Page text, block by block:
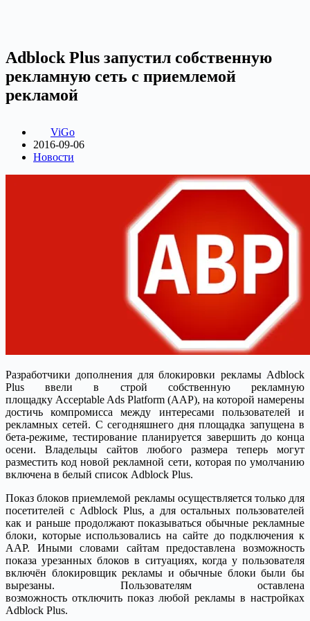
Adblock Plus запустил собственную
рекламную сеть с приемлемой
рекламой
ViGo
2016-09-06
Новости
Разработчики дополнения для блокировки рекламы Adblock
Plus ввели в строй собственную рекламную
площадку Acceptable Ads Platform (AAP), на которой намерены
достичь компромисса между интересами пользователей и
рекламных сетей. С сегодняшнего дня площадка запущена в
бета-режиме, тестирование планируется завершить до конца
осени. Владельцы сайтов любого размера теперь могут
разместить код новой рекламной сети, которая по умолчанию
включена в белый список Adblock Plus.
Показ блоков приемлемой рекламы осуществляется только для
посетителей с Adblock Plus, а для остальных пользователей
как и раньше продолжают показываться обычные рекламные
блоки, которые использовались на сайте до подключения к
AAP. Иными словами сайтам предоставлена возможность
показа урезанных блоков в ситуациях, когда у пользователя
включён блокировщик рекламы и обычные блоки были бы
вырезаны. Пользователям оставлена
возможность отключить показ любой рекламы в настройках
Adblock Plus.